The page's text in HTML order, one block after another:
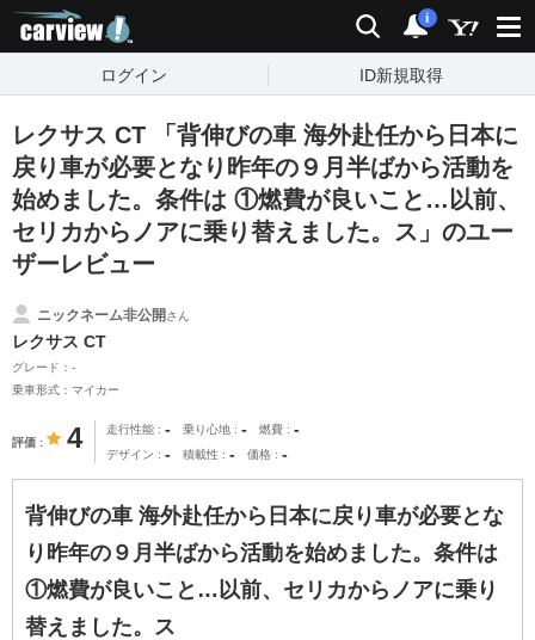
検索 通知
i
ログイン ID新規取得
レクサス CT 「背伸びの車 海外赴任から日本に
戻り車が必要となり昨年の９月半ばから活動を
始めました。条件は ①燃費が良いこと…以前、
セリカからノアに乗り替えました。ス」のユー
ザーレビュー
ニックネーム非公開さん
レクサス CT
グレード：-
乗車形式：マイカー
評価 4 走行性能 - 乗り心地 - 燃費 -
デザイン - 積載性 - 価格 -
背伸びの車 海外赴任から日本に戻り車が必要とな
り昨年の９月半ばから活動を始めました。条件は
①燃費が良いこと…以前、セリカからノアに乗り
替えました。ス